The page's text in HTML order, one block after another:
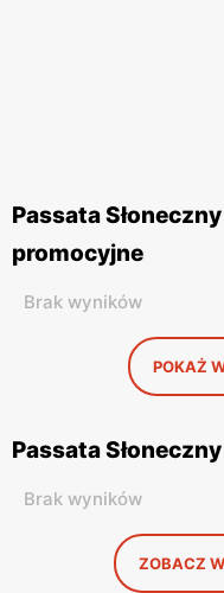
Passata
promocyjne
Brak wyników
POKAŻ
Passata
Brak wyników
ZOBACZ